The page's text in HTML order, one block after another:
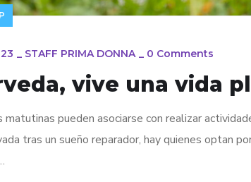
STAFF PRIMA DONNA 0 Comments
vive una vida
matutinas pueden asociarse con realizar
tras un sueño reparador, hay quienes optan